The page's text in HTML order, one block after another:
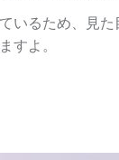
いるため、見
すよ。